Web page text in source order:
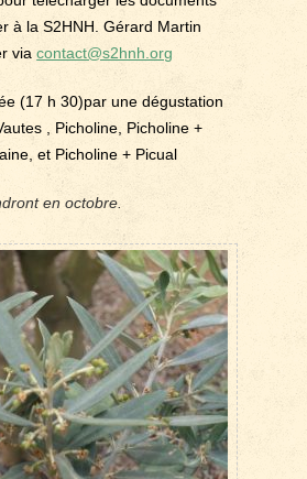
à la S2HNH. Gérard Martin
viacontact@s2hnh.org
(17 h 30)par une dégustation
, Picholine, Picholine +
et Picholine + Picual
en octobre.